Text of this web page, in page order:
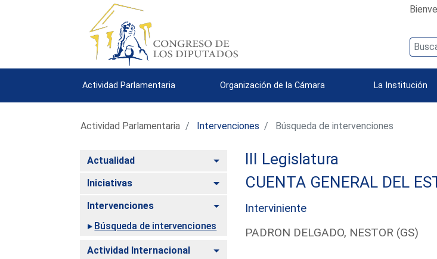
Actividad Parlamentaria Organización de la Cámara La Institución
Actividad Parlamentaria Intervenciones Búsqueda de intervenciones
Actualidad Alternar
Iniciativas Alternar
Intervenciones
Alternar
Búsqueda de intervenciones
Actividad Internacional Alternar
III Legislatura
CUENTA GENERAL DEL
Interviniente
PADRON DELGADO, NESTOR (GS)